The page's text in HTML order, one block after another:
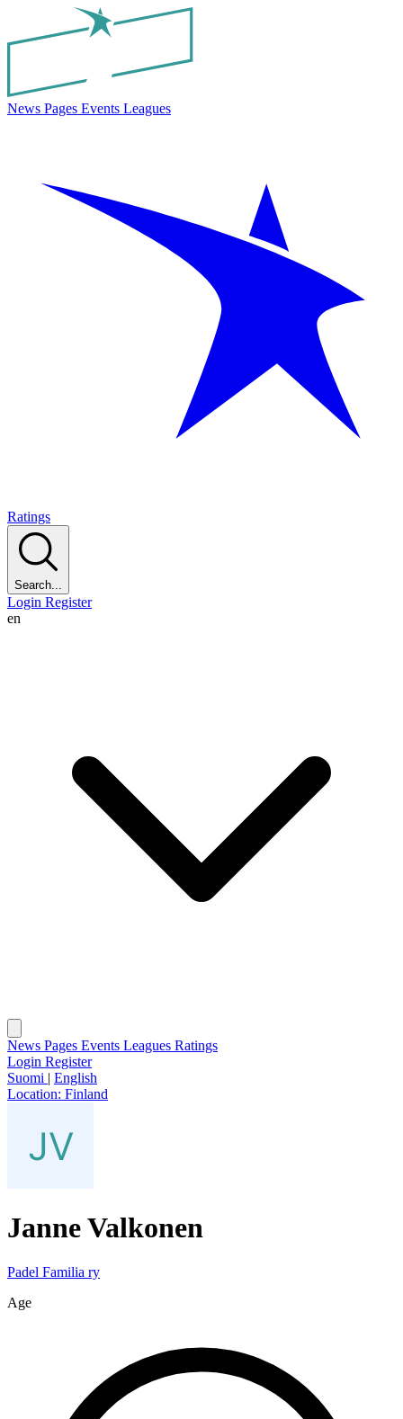
News Pages Events Leagues
Ratings
Search...
Login Register
en
News Pages Events Leagues Ratings
Login Register
Suomi | English
Location: Finland
JanneValkonen
Padel Familia ry
Age